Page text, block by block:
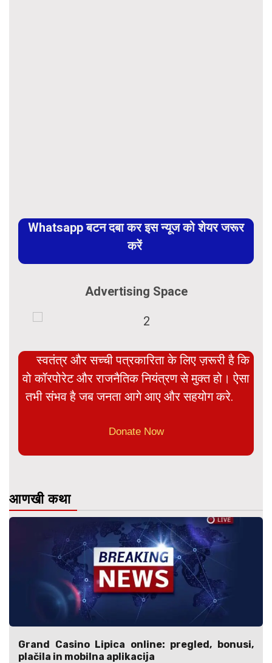
Whatsapp बटन दबा कर इस न्यूज को शेयर जरूर
करें
Advertising Space
स्वतंत्र और सच्ची पत्रकारिता के लिए ज़रूरी है कि
वो कॉरपोरेट और राजनैतिक नियंत्रण से मुक्त हो। ऐसा
तभी संभव है जब जनता आगे आए और सहयोग करे.
Donate Now
आणखी कथा
Grand Casino Lipica online: pregled, bonusi,
plačila in mobilna aplikacija